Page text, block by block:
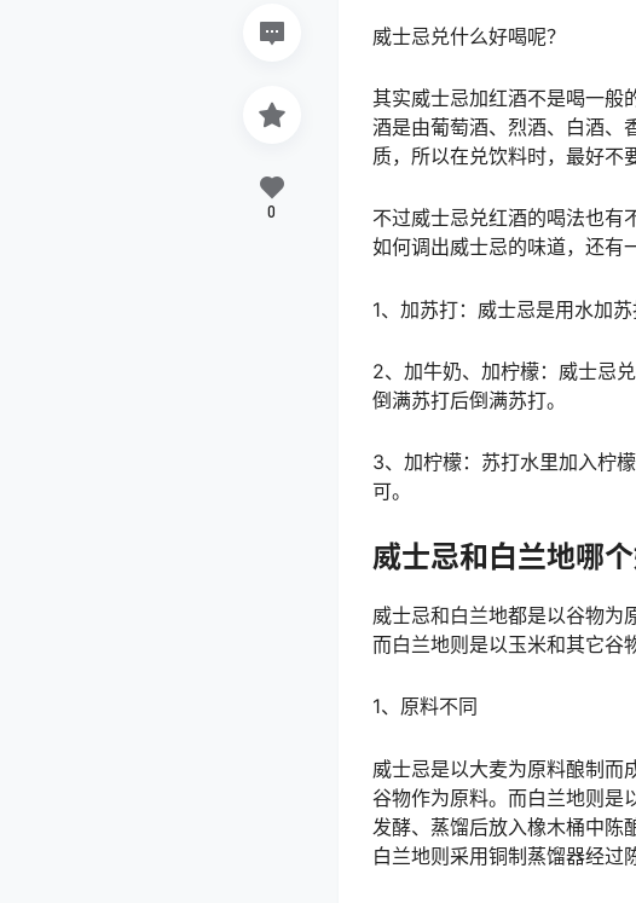
威士忌兑什么好喝呢？
其实威士忌加红酒不是喝一般
酒是由葡萄酒、烈酒、白酒、
质，所以在兑饮料时，最好不
不过威士忌兑红酒的喝法也有
如何调出威士忌的味道，还有
1、加苏打：威士忌是用水加苏
2、加牛奶、加柠檬：威士忌
倒满苏打后倒满苏打。
3、加柠檬：苏打水里加入柠
可。
威士忌和白兰地哪
威士忌和白兰地都是以谷物为
而白兰地则是以玉米和其它谷
1、原料不同
威士忌是以大麦为原料酿制而
谷物作为原料。而白兰地则是
发酵、蒸馏后放入橡木桶中陈
白兰地则采用铜制蒸馏器经过
0